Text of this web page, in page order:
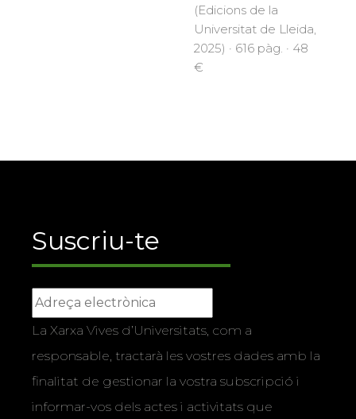
(Edicions de la
Universitat de Lleida,
2025) · 616 pàg. · 48
€
Suscriu-te
La Xarxa Vives d’Universitats, com a
responsable, tractarà les vostres dades amb la
finalitat de gestionar la vostra subscripció i
informar-vos dels actes i activitats que